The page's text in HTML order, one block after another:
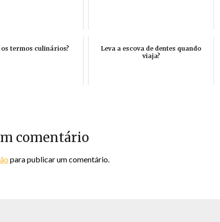
os termos culinários?
Leva a escova de dentes quando
viaja?
comentário
para publicar um comentário.